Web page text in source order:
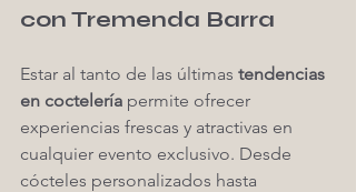
con Tremenda Barra
Estar al tanto de las últimas tendencias
en coctelería permite ofrecer
experiencias frescas y atractivas en
cualquier evento exclusivo. Desde
cócteles personalizados hasta